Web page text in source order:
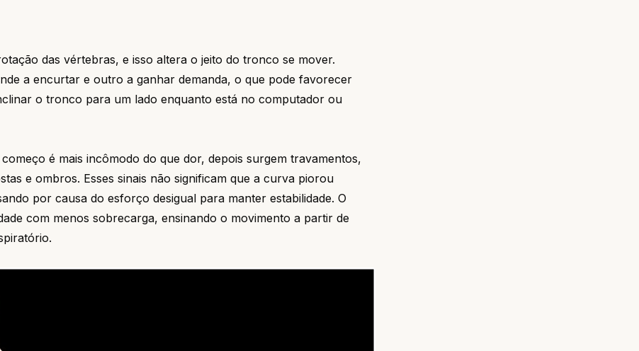
das vértebras, e isso altera o jeito do tronco se mover.
a encurtar e outro a ganhar demanda, o que pode favorecer
o tronco para um lado enquanto está no computador ou
é mais incômodo do que dor, depois surgem travamentos,
e ombros. Esses sinais não significam que a curva piorou
por causa do esforço desigual para manter estabilidade. O
com menos sobrecarga, ensinando o movimento a partir de